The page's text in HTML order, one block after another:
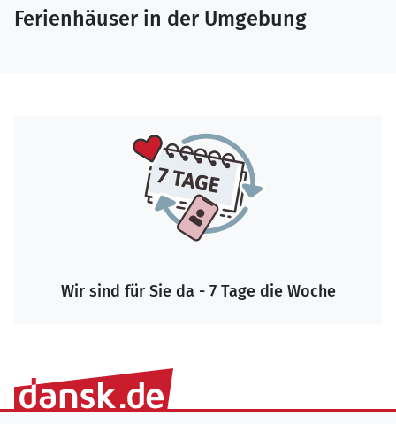
Ferienhäuser in der Umgebung
Wir sind für Sie da - 7 Tage die Woche